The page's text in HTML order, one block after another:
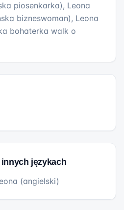
piosenkarka), Leona
bizneswoman), Leona
bohaterka walk o
językach
(angielski)